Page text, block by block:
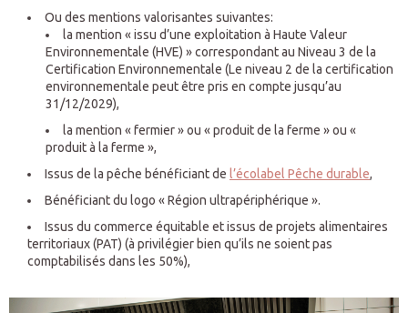
Ou des mentions valorisantes suivantes:
la mention « issu d’une exploitation à Haute Valeur
Environnementale (HVE) » correspondant au Niveau 3 de la
Certification Environnementale (Le niveau 2 de la certification
environnementale peut être pris en compte jusqu’au
31/12/2029),
la mention « fermier » ou « produit de la ferme » ou «
produit à la ferme »,
Issus de la pêche bénéficiant de l’écolabel Pêche durable,
Bénéficiant du logo « Région ultrapériphérique ».
Issus du commerce équitable et issus de projets alimentaires
territoriaux (PAT) (à privilégier bien qu’ils ne soient pas
comptabilisés dans les 50%),